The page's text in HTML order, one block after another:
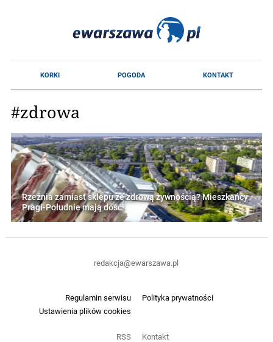
#zdrowa
Rzeźnia zamiast sklepu ze zdrową żywnością? Mieszkańcy
Pragi-Południe mają dość!
Regulamin serwisu
Polityka prywatności
Ustawienia plików cookies
RSS Kontakt
redakcja@ewarszawa.pl